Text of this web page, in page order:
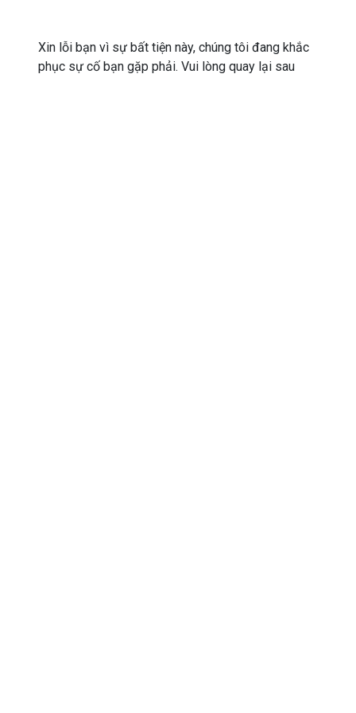
Xin lỗi bạn vì sự bất tiện này, chúng tôi đang khắc
phục sự cố bạn gặp phải. Vui lòng quay lại sau